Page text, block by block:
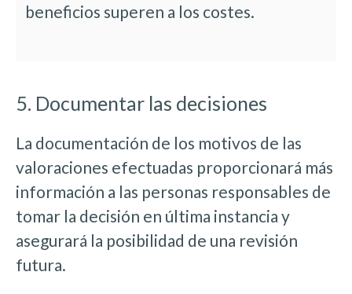
beneficios superen a los costes.
5. Documentar las decisiones
La documentación de los motivos de las
valoraciones efectuadas proporcionará más
información a las personas responsables de
tomar la decisión en última instancia y
asegurará la posibilidad de una revisión
futura.